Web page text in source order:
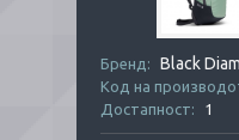
Бренд: Black
Код на
Достапност:
1